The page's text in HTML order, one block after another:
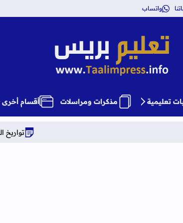
واتساب
تعليم بريس TaalimPress
تعليمية مذكرات ومراسلات أقسام أخرى
تواريخ الدخول المدرسي